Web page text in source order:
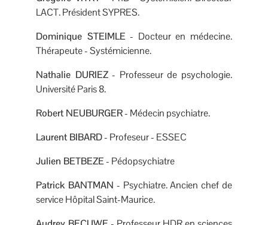
LACT. Président SYPRES.
Dominique STEIMLE - Docteur en médecine.
Thérapeute - Systémicienne.
Nathalie DURIEZ- Professeur de psychologie.
Université Paris 8.
Robert NEUBURGER- Médecin psychiatre.
Laurent BIBARD- Profeseur - ESSEC
Julien BETBEZE- Pédopsychiatre
Patrick BANTMAN - Psychiatre. Ancien chef de
service Hôpital Saint-Maurice.